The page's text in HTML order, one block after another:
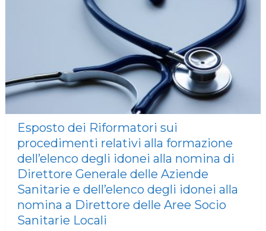
Esposto dei Riformatori sui
procedimenti relativi alla formazione
dell’elenco degli idonei alla nomina di
Direttore Generale delle Aziende
Sanitarie e dell’elenco degli idonei alla
nomina a Direttore delle Aree Socio
Sanitarie Locali